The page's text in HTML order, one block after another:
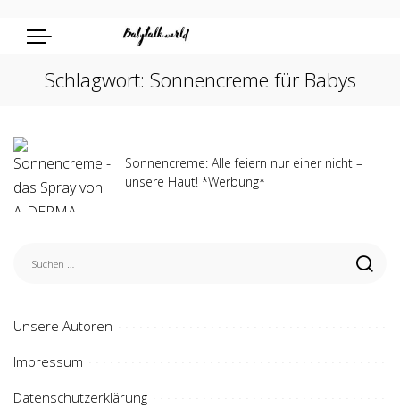
Schlagwort: Sonnencreme für Babys
Sonnencreme: Alle feiern nur einer nicht –
unsere Haut! *Werbung*
Unsere Autoren
Impressum
Datenschutzerklärung